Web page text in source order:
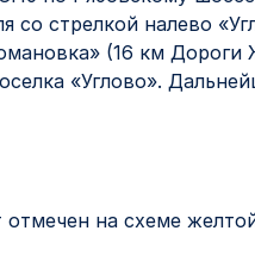
со стрелкой налево
(16 км
«Углово».
на схеме